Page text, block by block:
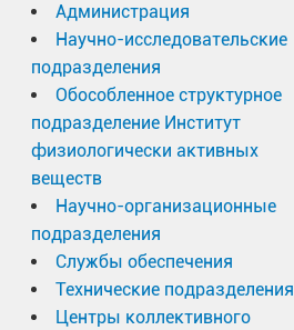
Администрация
Научно-исследовательские
подразделения
Обособленное структурное
подразделение Институт
физиологически активных
веществ
Научно-организационные
подразделения
Службы обеспечения
Технические подразделения
Центры коллективного